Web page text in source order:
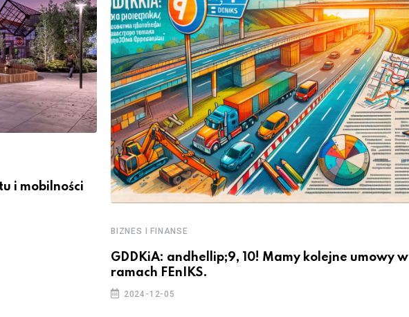
i mobilności
BIZNES I FINANSE
GDDKiA: andhellip;9, 10! Mamy kolejne umowy w
ramach FEnIKS.
2024-12-05